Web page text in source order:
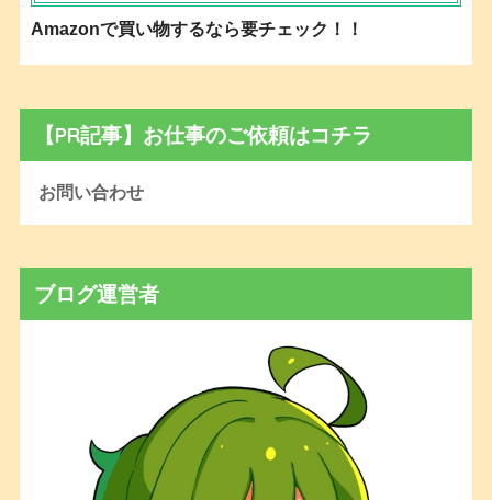
Amazonで買い物するなら要チェック！！
【PR記事】お仕事のご依頼はコチラ
お問い合わせ
ブログ運営者